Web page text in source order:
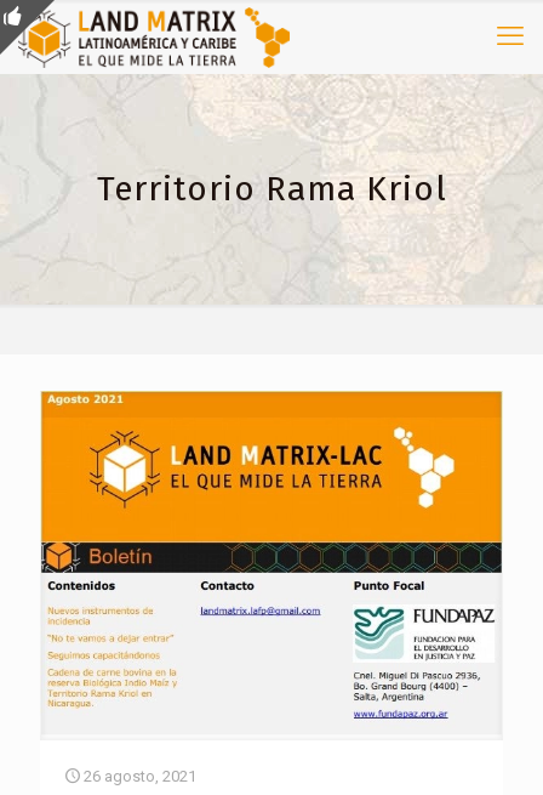
Territorio Rama Kriol
26 agosto, 2021